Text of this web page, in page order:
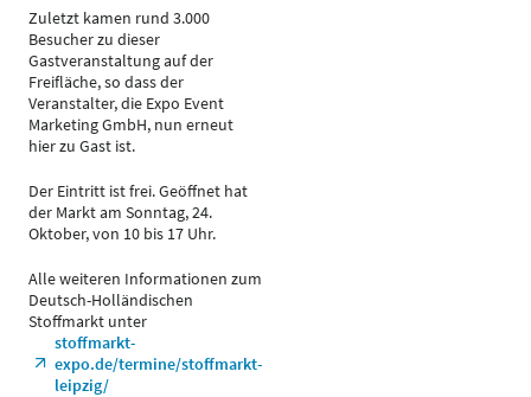
Zuletzt kamen rund 3.000
Besucher zu dieser
Gastveranstaltung auf der
Freifläche, so dass der
Veranstalter, die Expo Event
Marketing GmbH, nun erneut
hier zu Gast ist.
Der Eintritt ist frei. Geöffnet hat
der Markt am Sonntag, 24.
Oktober, von 10 bis 17 Uhr.
Alle weiteren Informationen zum
Deutsch-Holländischen
Stoffmarkt unter
stoffmarkt-
expo.de/termine/stoffmarkt-
leipzig/